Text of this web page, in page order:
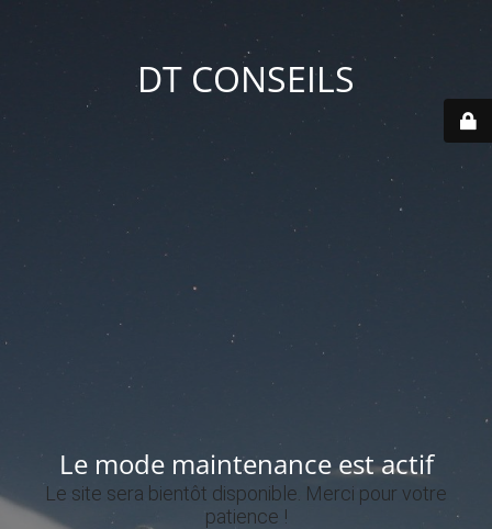
DT CONSEILS
Le mode maintenance est actif
Le site sera bientôt disponible. Merci pour votre
patience !